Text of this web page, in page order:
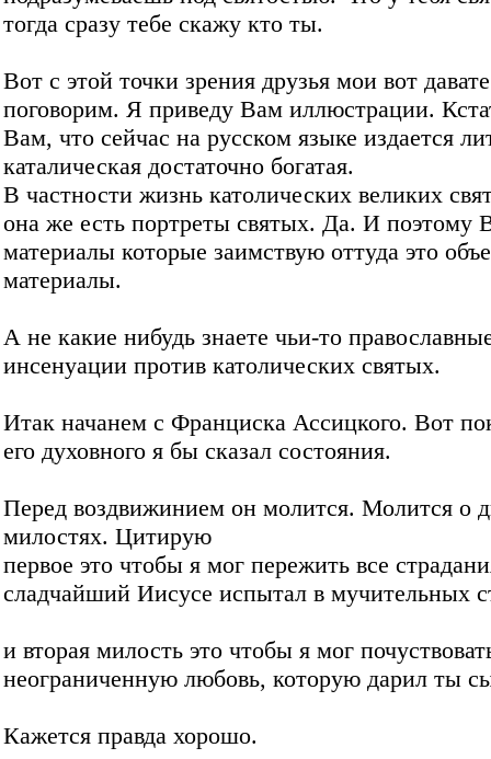
тогда сразу тебе скажу кто ты.
Вот с этой точки зрения друзья мои вот
поговорим. Я приведу Вам иллюстрации.
Вам, что сейчас на русском языке издается
каталическая достаточно богатая.
В частности жизнь католических великих
она же есть портреты святых. Да. И поэтому
материалы которые заимствую оттуда это
материалы.
А не какие нибудь знаете чьи-то
инсенуации против католических святых.
Итак начанем с Франциска Ассицкого. Вот
его духовного я бы сказал состояния.
Перед воздвижинием он молится. Молится о
милостях. Цитирую
первое это чтобы я мог пережить все
сладчайший Иисусе испытал в мучительных
и вторая милость это чтобы я мог
неограниченную любовь, которую дарил ты
Кажется правда хорошо.